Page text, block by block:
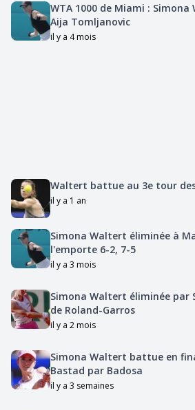
WTA 1000 de Miami :
Aija Tomljanovic
il y a 4 mois
Waltert battue au 3e tour
il y a 1 an
Simona Waltert éliminée à
l'emporte 6-2, 7-5
il y a 3 mois
Simona Waltert éliminée par
de Roland-Garros
il y a 2 mois
Simona Waltert battue en
Bastad par Badosa
il y a 3 semaines